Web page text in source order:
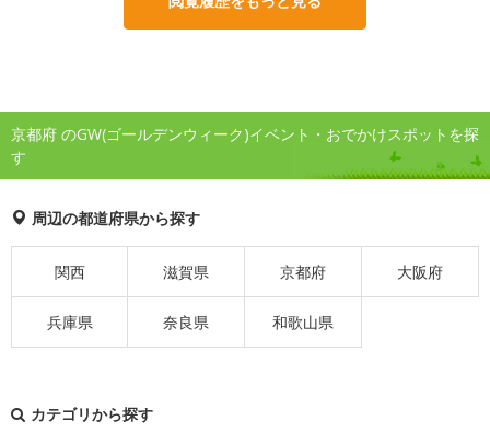
京都府 のGW(ゴールデンウィーク)イベント・おでかけスポットを探
す
周辺の都道府県から探す
関西 滋賀県 京都府 大阪府
兵庫県 奈良県 和歌山県
カテゴリから探す